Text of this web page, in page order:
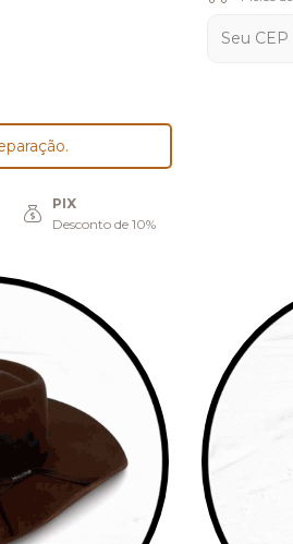
PIX
Desconto de 10%